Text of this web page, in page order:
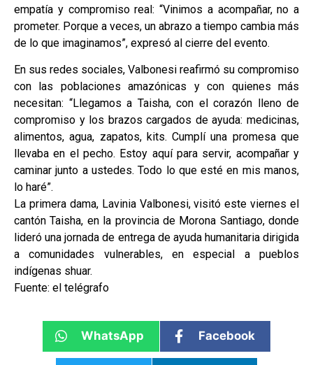
empatía y compromiso real: “Vinimos a acompañar, no a
prometer. Porque a veces, un abrazo a tiempo cambia más
de lo que imaginamos”, expresó al cierre del evento.
En sus redes sociales, Valbonesi reafirmó su compromiso
con las poblaciones amazónicas y con quienes más
necesitan: “Llegamos a Taisha, con el corazón lleno de
compromiso y los brazos cargados de ayuda: medicinas,
alimentos, agua, zapatos, kits. Cumplí una promesa que
llevaba en el pecho. Estoy aquí para servir, acompañar y
caminar junto a ustedes. Todo lo que esté en mis manos,
lo haré”.
La primera dama, Lavinia Valbonesi, visitó este viernes el
cantón Taisha, en la provincia de Morona Santiago, donde
lideró una jornada de entrega de ayuda humanitaria dirigida
a comunidades vulnerables, en especial a pueblos
indígenas shuar.
Fuente: el telégrafo
WhatsApp Facebook